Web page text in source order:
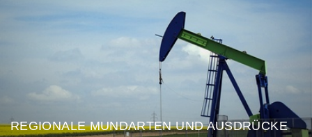
REGIONALE MUNDARTEN UND AUSDRÜCKE